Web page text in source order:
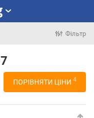
Фільтр
ПОРІВНЯТИ ЦІНИ 4